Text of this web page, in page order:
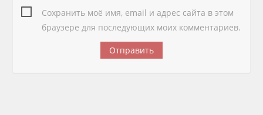
Сохранить моё имя, email и адрес сайта в этом
браузере для последующих моих комментариев.